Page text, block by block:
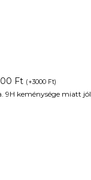
Ft (+3000 Ft)
9H keménysége miatt jól